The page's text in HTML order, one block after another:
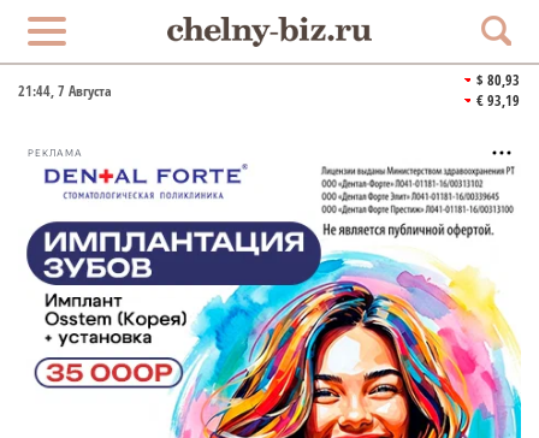
21:44, 7 Августа
$ 80,93
€ 93,19
РЕКЛАМА